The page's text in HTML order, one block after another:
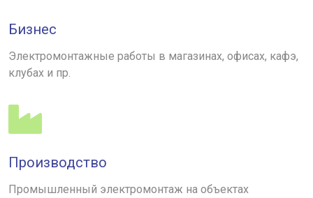
Бизнес
Электромонтажные работы в магазинах, офисах, кафэ,
клубах и пр.
Производство
Промышленный электромонтаж на объектах